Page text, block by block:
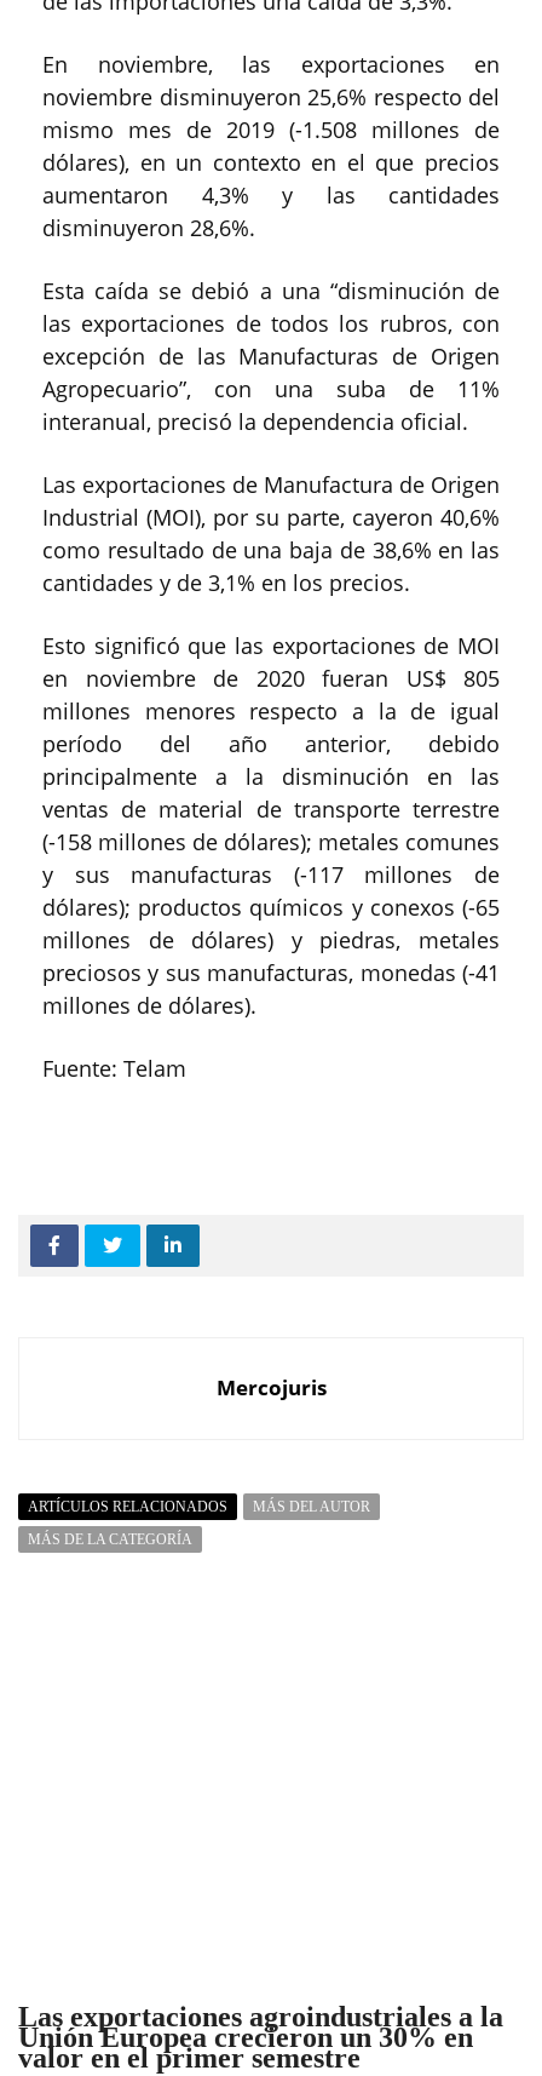
En noviembre, las exportaciones en
noviembre disminuyeron 25,6% respecto del
mismo mes de 2019 (-1.508 millones de
dólares), en un contexto en el que precios
aumentaron 4,3% y las cantidades
disminuyeron 28,6%.
Esta caída se debió a una “disminución de
las exportaciones de todos los rubros, con
excepción de las Manufacturas de Origen
Agropecuario”, con una suba de 11%
interanual, precisó la dependencia oficial.
Las exportaciones de Manufactura de Origen
Industrial (MOI), por su parte, cayeron 40,6%
como resultado de una baja de 38,6% en las
cantidades y de 3,1% en los precios.
Esto significó que las exportaciones de MOI
en noviembre de 2020 fueran US$ 805
millones menores respecto a la de igual
período del año anterior, debido
principalmente a la disminución en las
ventas de material de transporte terrestre
(-158 millones de dólares); metales comunes
y sus manufacturas (-117 millones de
dólares); productos químicos y conexos (-65
millones de dólares) y piedras, metales
preciosos y sus manufacturas, monedas (-41
millones de dólares).
Fuente: Telam
Mercojuris
ARTÍCULOS RELACIONADOS
MÁS DEL AUTOR
MÁS DE LA CATEGORÍA
Las exportaciones agroindustriales a la
Unión Europea crecieron un 30% en
valor en el primer semestre